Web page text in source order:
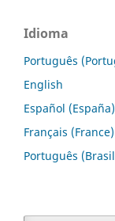
Idioma
Português
English
Español (España)
Français (France)
Português